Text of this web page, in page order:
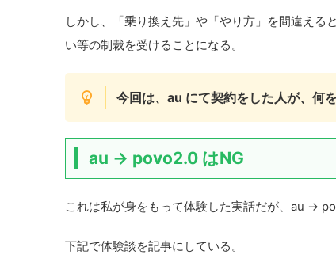
しかし、「乗り換え先」や「やり方」を間違え
い等の制裁を受けることになる。
今回は、au にて契約をした人が、何
au → povo2.0 はNG
これは私が身をもって体験した実話だが、au →
下記で体験談を記事にしている。